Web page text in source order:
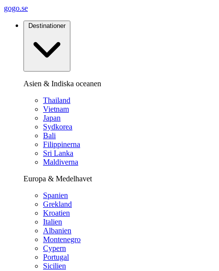
gogo.se
Destinationer
Asien & Indiska oceanen
Thailand
Vietnam
Japan
Sydkorea
Bali
Filippinerna
Sri Lanka
Maldiverna
Europa & Medelhavet
Spanien
Grekland
Kroatien
Italien
Albanien
Montenegro
Cypern
Portugal
Sicilien